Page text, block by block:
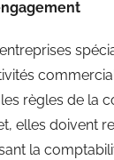
les règles de la
elles doivent
la